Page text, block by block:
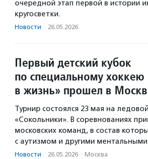
очередной этап первой в истории
кругосветки.
Новости · 26.05.2026
Первый детский кубок
по специальному
в жизнь» прошел в
Турнир состоялся 23 мая на
«Сокольники». В соревнованиях
московских команд, в состав
с аутизмом и другими
Новости · 26.05.2026 · Москва